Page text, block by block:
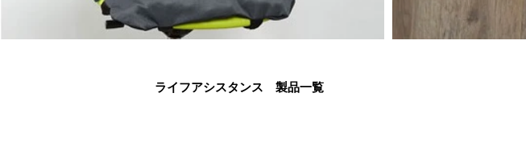
​ライフアシスタンス 製品一覧